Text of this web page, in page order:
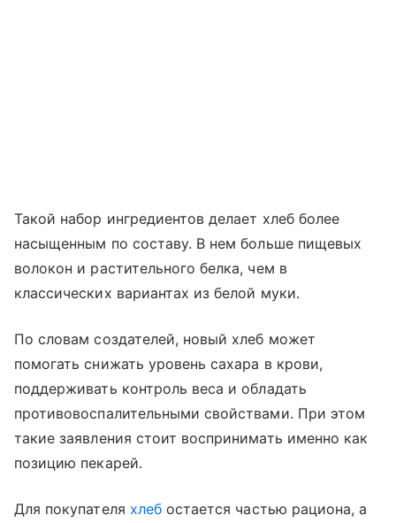
Такой набор ингредиентов делает хлеб более
насыщенным по составу. В нем больше пищевых
волокон и растительного белка, чем в
классических вариантах из белой муки.
По словам создателей, новый хлеб может
помогать снижать уровень сахара в крови,
поддерживать контроль веса и обладать
противовоспалительными свойствами. При этом
такие заявления стоит воспринимать именно как
позицию пекарей.
Для покупателя хлебостается частью рациона, а